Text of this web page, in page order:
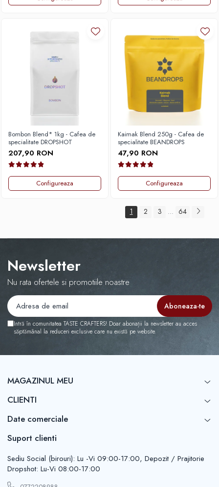
Bombon Blend* 1kg - Cafea de
specialitate DROPSHOT
207,90 RON
Configureaza
Kaimak Blend 250g - Cafea de
specialitate BEANDROPS
47,90 RON
Configureaza
1 2 3 ... 64
Newsletter
Nu rata ofertele si promotiile noastre
Intră în comunitatea TASTE CRAFTERS! Doar abonații la newsletter au acces
săptămânal la reduceri exclusive care nu există pe website.
MAGAZINUL MEU
CLIENTI
Date comerciale
Suport clienti
Sediu Social (birouri): Lu -Vi 09:00-17:00, Depozit / Prajitorie
Dropshot: Lu-Vi 08:00-17:00